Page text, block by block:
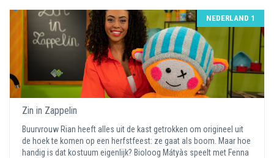
NEDERLAND 1
Zin in Zappelin
Buurvrouw Rian heeft alles uit de kast getrokken om origineel uit
de hoek te komen op een herfstfeest: ze gaat als boom. Maar hoe
handig is dat kostuum eigenlijk? Bioloog Mátyàs speelt met Fenna